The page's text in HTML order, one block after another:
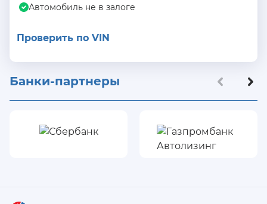
Автомобиль не в залоге
Проверить по VIN
Банки-партнеры